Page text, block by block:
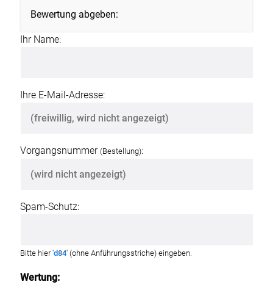
Bewertung abgeben:
Wertung:
Ihr Name:
Ihre E-Mail-Adresse:
Vorgangsnummer (Bestellung):
Spam-Schutz:
Bitte hier 'd84' (ohne Anführungsstriche) eingeben.